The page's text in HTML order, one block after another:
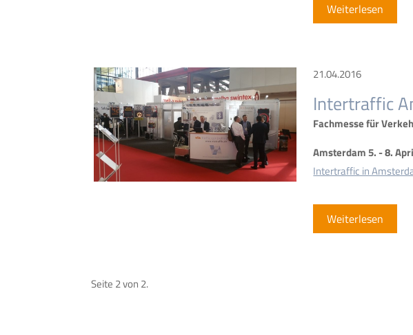
Weiterlesen
21.04.2016
Intertraffic
Fachmesse für
Amsterdam 5. - 8.
Intertraffic in
Weiterlesen
Seite 2 von 2.